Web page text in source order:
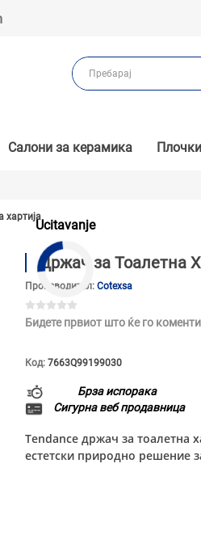
Салони за керамика Плочки
Ucitavanje
хартија
Држач за Тоалетна
Производител: Cotexsa
Бидете првиот што ќе го
Код: 7663Q99199030
Брза испорака
Сигурна веб продавница
Tendance држач за тоалетна
естетски природно решение